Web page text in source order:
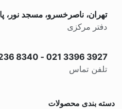
تهران، ناصرخسرو، مسجد نور،
دفتر مرکزی
021 3396 3927
-
8340
تلفن تماس
دسته بندی محصولات